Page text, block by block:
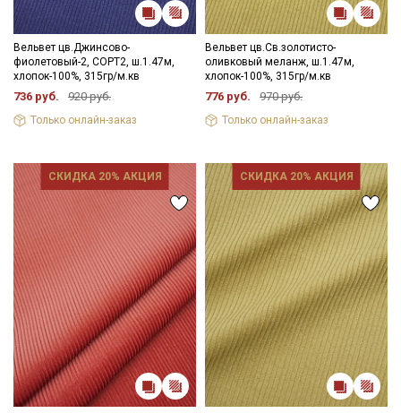
Вельвет цв.Джинсово-
фиолетовый-2, СОРТ2, ш.1.47м,
хлопок-100%, 315гр/м.кв
736 руб. 920 руб.
Только онлайн-заказ
Вельвет цв.Св.золотисто-
оливковый меланж, ш.1.47м,
хлопок-100%, 315гр/м.кв
776 руб. 970 руб.
Только онлайн-заказ
СКИДКА 20% АКЦИЯ СКИДКА 20% АКЦИЯ